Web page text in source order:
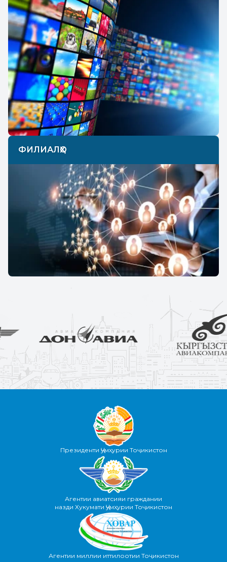
ФИЛИАЛҲО
Президенти Ҷумҳурии Тоҷикистон
Агентии авиатсияи граждании
назди Хукумати Ҷумҳурии Тоҷикистон
Агентии миллии иттилоотии Тоҷикистон